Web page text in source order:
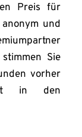
Preis für
und
Sie
vorher
in den